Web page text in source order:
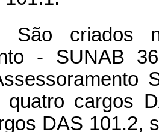
criados na
- SUNAB
quatro cargos
DAS 101.2,